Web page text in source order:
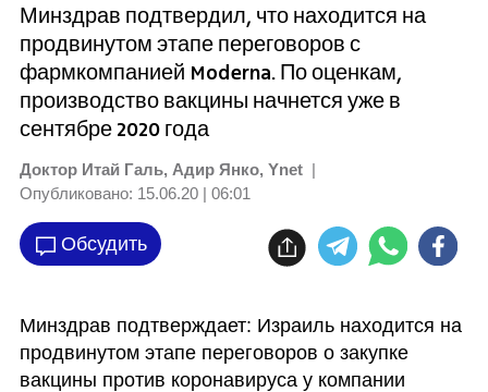
Минздрав подтвердил, что находится на
продвинутом этапе переговоров с
фармкомпанией Moderna. По оценкам,
производство вакцины начнется уже в
сентябре 2020 года
Доктор Итай Галь, Адир Янко, Ynet |
Опубликовано: 15.06.20 | 06:01
Обсудить
Минздрав подтверждает: Израиль находится на
продвинутом этапе переговоров о закупке
вакцины против коронавируса у компании